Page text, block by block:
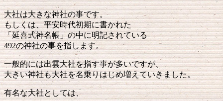
大社は大きな神社の事です。
もしくは、平安時代初期に書かれた
「延喜式神名帳」の中に明記されている
492の神社の事を指します。
一般的には出雲大社を指す事が多いですが、
大きい神社も大社を名乗りはじめ増えていきました。
有名な大社としては、